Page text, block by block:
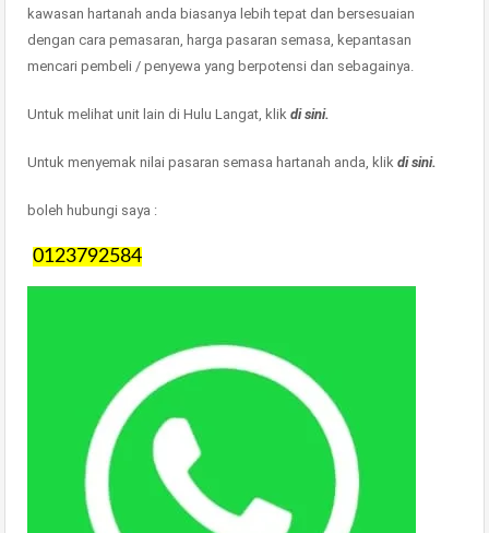
kawasan hartanah anda biasanya lebih tepat dan bersesuaian
dengan cara pemasaran, harga pasaran semasa, kepantasan
mencari pembeli / penyewa yang berpotensi dan sebagainya.
Untuk melihat unit lain di Hulu Langat, klik di sini.
Untuk menyemak nilai pasaran semasa hartanah anda, klik di sini.
boleh hubungi saya :
0123792584